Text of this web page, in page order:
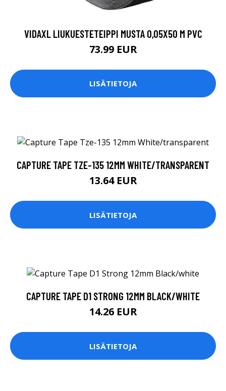
VIDAXL LIUKUESTETEIPPI MUSTA 0,05X50 M PVC
73.99 EUR
LISÄTIETOJA
CAPTURE TAPE TZE-135 12MM WHITE/TRANSPARENT
13.64 EUR
LISÄTIETOJA
CAPTURE TAPE D1 STRONG 12MM BLACK/WHITE
14.26 EUR
LISÄTIETOJA